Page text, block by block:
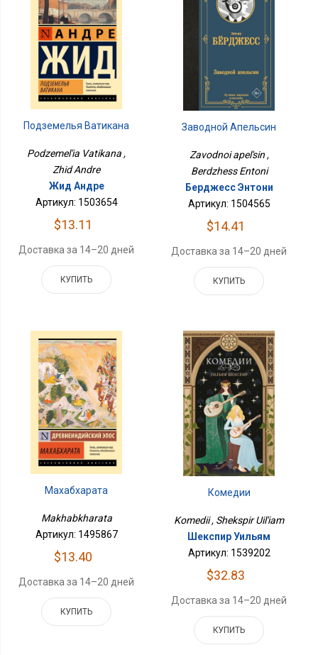
Подземелья Ватикана
Podzemel'ia Vatikana ,
Zhid Andre
Жид Андре
Артикул: 1503654
$13.11
Доставка за 14–20 дней
КУПИТЬ
Заводной Апельсин
Zavodnoi apel'sin ,
Berdzhess Entoni
Берджесс Энтони
Артикул: 1504565
$14.41
Доставка за 14–20 дней
КУПИТЬ
Махабхарата
Makhabkharata
Артикул: 1495867
$13.40
Доставка за 14–20 дней
КУПИТЬ
Комедии
Komedii , Shekspir Uil'iam
Шекспир Уильям
Артикул: 1539202
$32.83
Доставка за 14–20 дней
КУПИТЬ